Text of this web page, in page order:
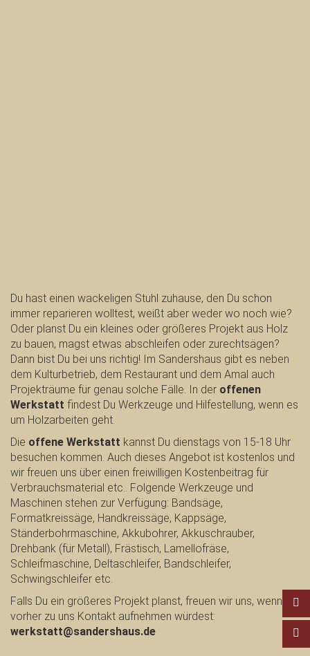
Du hast einen wackeligen Stuhl zuhause, den Du schon
immer reparieren wolltest, weißt aber weder wo noch wie?
Oder planst Du ein kleines oder größeres Projekt aus Holz
zu bauen, magst etwas abschleifen oder zurechtsägen?
Dann bist Du bei uns richtig! Im Sandershaus gibt es neben
dem Kulturbetrieb, dem Restaurant und dem Amal auch
Projekträume für genau solche Fälle. In der offenen
Werkstatt findest Du Werkzeuge und Hilfestellung, wenn es
um Holzarbeiten geht.
Die offene Werkstatt kannst Du dienstags von 15-18 Uhr
besuchen kommen. Auch dieses Angebot ist kostenlos und
wir freuen uns über einen freiwilligen Kostenbeitrag für
Verbrauchsmaterial etc.. Folgende Werkzeuge und
Maschinen stehen zur Verfügung: Bandsäge,
Formatkreissäge, Handkreissäge, Kappsäge,
Ständerbohrmaschine, Akkubohrer, Akkuschrauber,
Drehbank (für Metall), Frästisch, Lamellofräse,
Schleifmaschine, Deltaschleifer, Bandschleifer,
Schwingschleifer etc.
Falls Du ein größeres Projekt planst, freuen wir uns, wenn Du
vorher zu uns Kontakt aufnehmen würdest:
werkstatt@sandershaus.de